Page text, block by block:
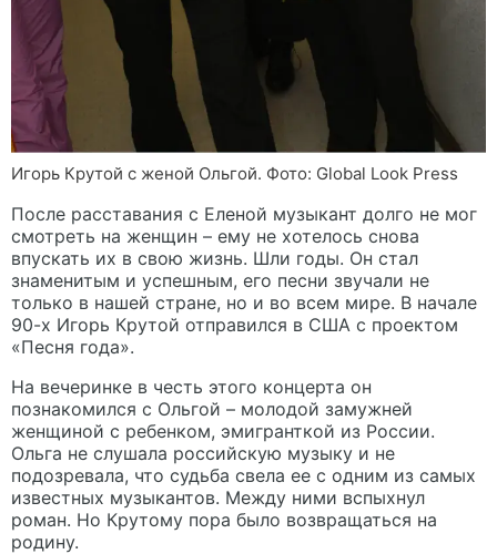
Игорь Крутой с женой Ольгой. Фото: Global Look Press
После расставания с Еленой музыкант долго не мог
смотреть на женщин – ему не хотелось снова
впускать их в свою жизнь. Шли годы. Он стал
знаменитым и успешным, его песни звучали не
только в нашей стране, но и во всем мире. В начале
90-х Игорь Крутой отправился в США с проектом
«Песня года».
На вечеринке в честь этого концерта он
познакомился с Ольгой – молодой замужней
женщиной с ребенком, эмигранткой из России.
Ольга не слушала российскую музыку и не
подозревала, что судьба свела ее с одним из самых
известных музыкантов. Между ними вспыхнул
роман. Но Крутому пора было возвращаться на
родину.